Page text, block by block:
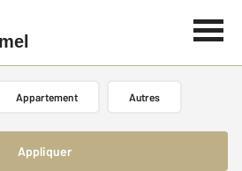
Appartement Autres
Appliquer